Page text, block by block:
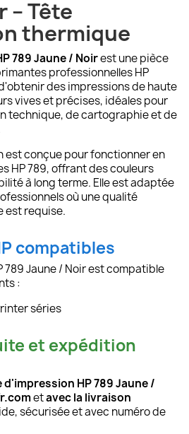
– Tête
thermique
789 Jaune / Noirest une pièce
professionnelles HP
des impressions de haute
vives et précises, idéales pour
technique, de cartographie et de
est conçue pour fonctionner en
HP 789, offrant des couleurs
à long terme. Elle est adaptée
où une qualité
est requise.
compatibles
789 Jaune / Noir est compatible
:
séries
et expédition
HP 789 Jaune /
etavec la livraison
sécurisée et avec numéro de